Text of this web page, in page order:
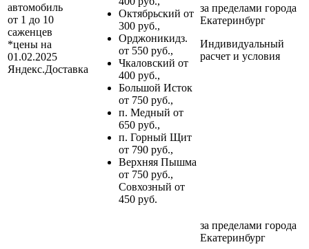
автомобиль
от 1 до 10
саженцев
*цены на
01.02.2025
Яндекс.Доставка
Октябрьский от
300 руб.,
Орджоникидз.
от 550 руб.,
Чкаловский от
400 руб.,
Большой Исток
от 750 руб.,
п. Медный от
650 руб.,
п. Горный Щит
от 790 руб.,
Верхняя Пышма
от 750 руб.,
Совхозный от
450 руб.
за пределами города
Екатеринбург
Индивидуальный
расчет и условия
за пределами города
Екатеринбург